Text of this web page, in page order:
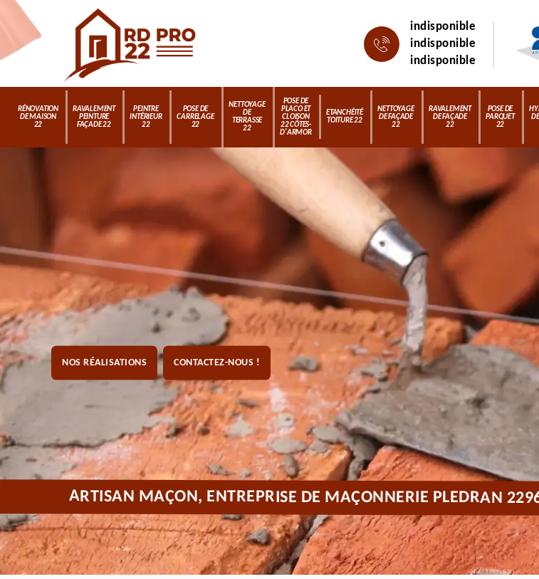
indisponible
indisponible
indisponible
RÉNOVATION
DE MAISON
22
RAVALEMENT
PEINTURE
FAÇADE 22
PEINTRE
INTÉRIEUR
22
POSE DE
CARRELAGE
22
NETTOYAGE
DE
TERRASSE
22
POSE DE
PLACO ET
CLOISON
22 CÔTES-
D'ARMOR
ETANCHÉITÉ
TOITURE 22
NETTOYAGE
DE FAÇADE
22
RAVALEMENT
DE FAÇADE
22
POSE DE
PARQUET
22
NOS RÉALISATIONS CONTACTEZ-NOUS !
ARTISAN MAÇON, ENTREPRISE DE MAÇONNERIE PLEDRAN